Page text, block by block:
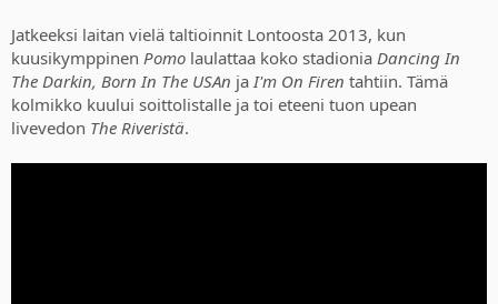
Jatkeeksi laitan vielä taltioinnit Lontoosta 2013, kun
kuusikymppinen Pomo laulattaa koko stadionia Dancing In
The Darkin, Born In The USAn ja I'm On Firen tahtiin. Tämä
kolmikko kuului soittolistalle ja toi eteeni tuon upean
livevedon The Riveristä.